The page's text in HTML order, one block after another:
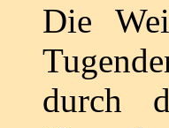
Die
durch